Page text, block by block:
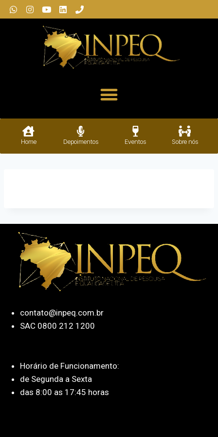
Home Depoimentos Eventos Sobre nós
contato@inpeq.com.br
SAC 0800 212 1200
Horário de Funcionamento:
de Segunda a Sexta
das 8:00 as 17:45 horas